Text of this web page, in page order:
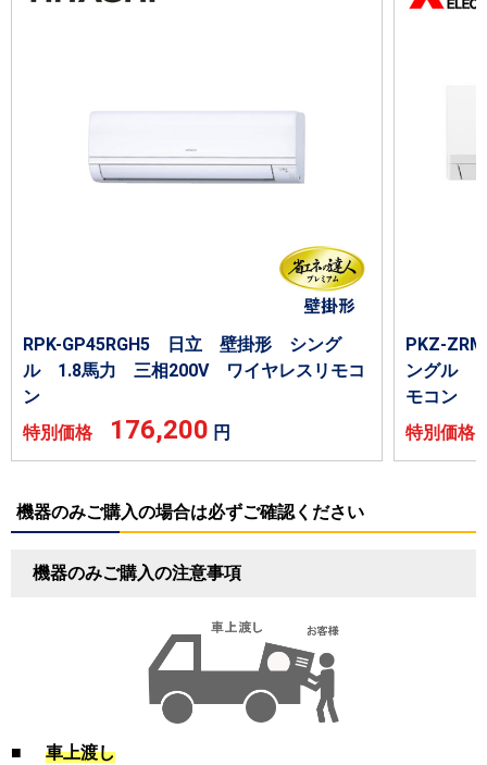
RPK-GP45RGH5 日立 壁掛形 シング
ル 1.8馬力 三相200V ワイヤレスリモコ
ン
特別価格
176,200 円
PKZ-
ングル
モコン
特別価
機器のみご購入の場合は必ずご確認ください
機器のみご購入の注意事項
■
車上渡し